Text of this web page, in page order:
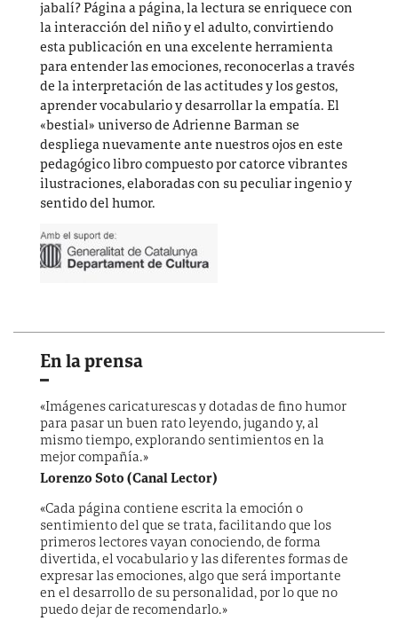
jabalí? Página a página, la lectura se enriquece con
la interacción del niño y el adulto, convirtiendo
esta publicación en una excelente herramienta
para entender las emociones, reconocerlas a través
de la interpretación de las actitudes y los gestos,
aprender vocabulario y desarrollar la empatía. El
«bestial» universo de Adrienne Barman se
despliega nuevamente ante nuestros ojos en este
pedagógico libro compuesto por catorce vibrantes
ilustraciones, elaboradas con su peculiar ingenio y
sentido del humor.
En la prensa
«Imágenes caricaturescas y dotadas de fino humor
para pasar un buen rato leyendo, jugando y, al
mismo tiempo, explorando sentimientos en la
mejor compañía.»
Lorenzo Soto (Canal Lector)
«Cada página contiene escrita la emoción o
sentimiento del que se trata, facilitando que los
primeros lectores vayan conociendo, de forma
divertida, el vocabulario y las diferentes formas de
expresar las emociones, algo que será importante
en el desarrollo de su personalidad, por lo que no
puedo dejar de recomendarlo.»